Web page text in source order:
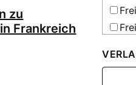
zu
Frankreich